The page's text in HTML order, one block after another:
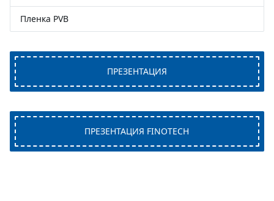
Пленка PVB
ПРЕЗЕНТАЦИЯ
ПРЕЗЕНТАЦИЯ FINOTECH